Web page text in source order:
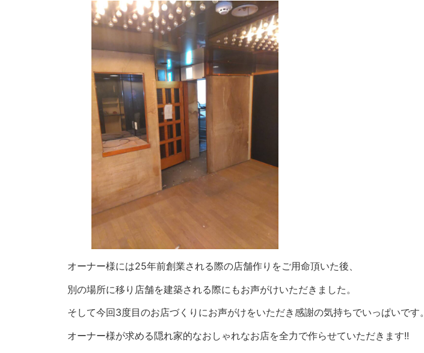
オーナー様には25年前創業される際の店舗作りをご用命頂いた後、
別の場所に移り店舗を建築される際にもお声がけいただきました。
そして今回3度目のお店づくりにお声がけをいただき感謝の気持ちでいっぱいです。
オーナー様が求める隠れ家的なおしゃれなお店を全力で作らせていただきます!!